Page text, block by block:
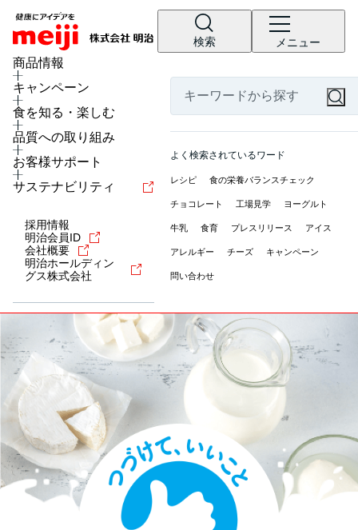
検索 メニュー
商品情報
キャンペーン
食を知る・楽しむ
品質への取り組み
お客様サポート
サステナビリティ
採用情報
明治会員ID
会社概要
明治ホールディン
グス株式会社
よく検索されているワード
レシピ 食の栄養バランスチェック
チョコレート 工場見学 ヨーグルト
牛乳 食育 プレスリリース アイス
アレルギー チーズ キャンペーン
問い合わせ